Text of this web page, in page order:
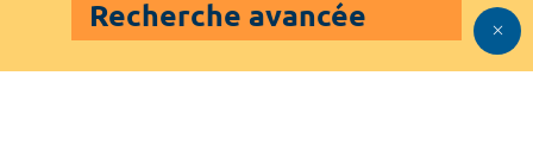
Recherche avancée